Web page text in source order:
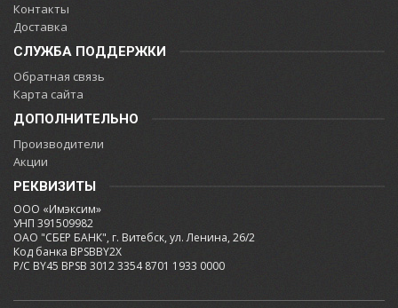
Контакты
Доставка
СЛУЖБА ПОДДЕРЖКИ
Обратная связь
Карта сайта
ДОПОЛНИТЕЛЬНО
Производители
Акции
РЕКВИЗИТЫ
ООО «Имэксим»
УНП 391509982
ОАО "СБЕР БАНК", г. Витебск, ул. Ленина, 26/2
Код банка BPSBBY2X
Р/С BY45 BPSB 3012 3354 8701 1933 0000